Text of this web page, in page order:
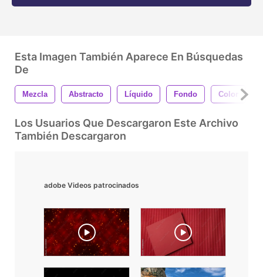
Esta Imagen También Aparece En Búsquedas
De
Mezcla Abstracto Líquido Fondo Color
Los Usuarios Que Descargaron Este Archivo
También Descargaron
adobe Videos patrocinados